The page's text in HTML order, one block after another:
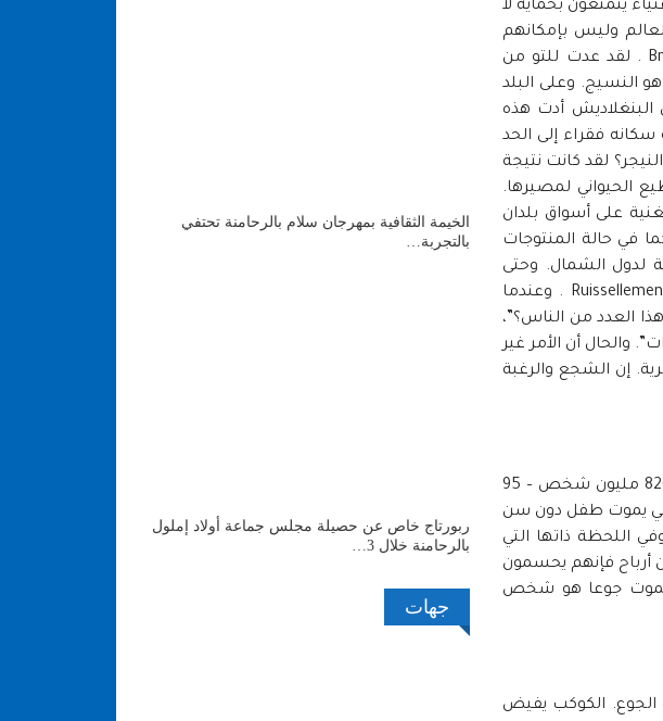
يتمتعون بحماية لا
وليس بإمكانهم
الوصول إلى ثروات الشمال، الذي يحتمي وراء الأسوار المنيعة للكوطا وبراءات الاختراعBrevets . لقد عدت للتو من
النسيج. وعلى البلد
أدت هذه
سكانه فقراء إلى الحد
لقد كانت نتيجة
الحيواني لمصيرها.
على أسواق بلدان
في حالة المنتوجات
لدول الشمال. وحتى
يبررون سلوكهم هذا يلجأ “سادة العالم” إلى الدوغما اللبرالية القديمة المسماة أثر التدفقRuissellement . وعندما
العدد من الناس؟”،
والحال أن الأمر غير
إن الشجع والرغبة
: الى تعميق أكثر لأشكال اللامساواة. أصبح الأغنياء أكثر غنى والفقراء أكثر فقرا. اليوم 826 مليون شخص – 95
في بلدان في طريق النمو- يعانون من نقص غذائي دائم وخطير… كل 5 ثواني يموت طفل دون سن
وفي اللحظة ذاتها التي
أرباح فإنهم يحسمون
يموت جوعا هو شخص
الجوع. الكوكب يفيض
الخيمة الثقافية بمهرجان سلام بالرحامنة تحتفي
بالتجربة…
ربورتاج خاص عن حصيلة مجلس جماعة أولاد إملول
بالرحامنة خلال 3…
جهات